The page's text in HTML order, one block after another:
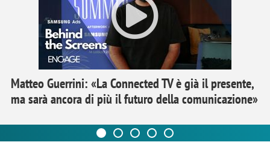
Matteo Guerrini: «La Connected TV è già il presente,
ma sarà ancora di più il futuro della comunicazione»